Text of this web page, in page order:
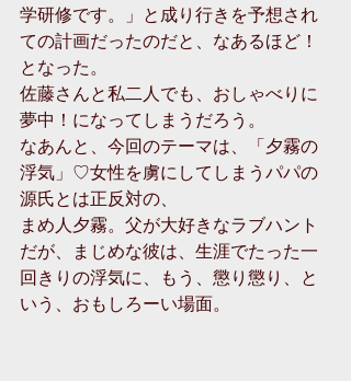
学研修です。」と成り行きを予想され
ての計画だったのだと、なあるほど！
となった。
佐藤さんと私二人でも、おしゃべりに
夢中！になってしまうだろう。
なあんと、今回のテーマは、「夕霧の
浮気」♡女性を虜にしてしまうパパの
源氏とは正反対の、
まめ人夕霧。父が大好きなラブハント
だが、まじめな彼は、生涯でたった一
回きりの浮気に、もう、懲り懲り、と
いう、おもしろーい場面。